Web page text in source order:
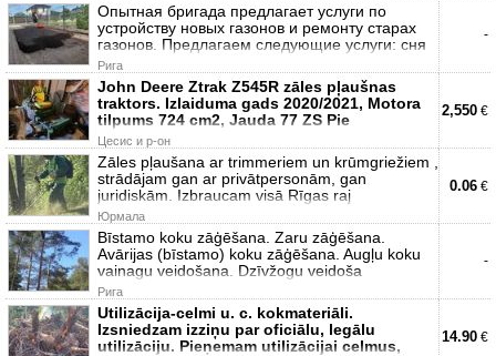
Опытная бригада предлагает услуги по
устройству новых газонов и ремонту старах
газонов. Предлагаем следующие услуги: сня
Рига
-
John Deere Ztrak Z545R zāles pļaušnas
traktors. Izlaiduma gads 2020/2021, Motora
tilpums 724 cm2, Jauda 77 ZS Pie
Цесис и р-он
2,550 €
Zāles pļaušana ar trimmeriem un krūmgriežiem ,
strādājam gan ar privātpersonām, gan
juridiskām. Izbraucam visā Rīgas raj
Юрмала
0.06 €
Bīstamo koku zāģēšana. Zaru zāģēšana.
Avārijas (bīstamo) koku zāģēšana. Augļu koku
vainagu veidošana. Dzīvžogu veidoša
Рига
-
Utilizācija-celmi u. c. kokmateriāli.
Izsniedzam izziņu par oficiālu, legālu
utilizāciju. Pieņemam utilizācijai celmus,
14.90 €